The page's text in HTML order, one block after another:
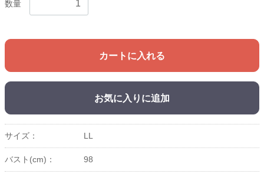
数量
カートに入れる
お気に入りに追加
サイズ： LL
バスト(cm)： 98